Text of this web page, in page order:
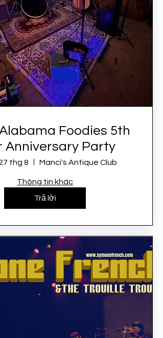
Foodies 5th
Anniversary Party
thg 8 Manci's Antique Club
Thông tin khác
Trả lời